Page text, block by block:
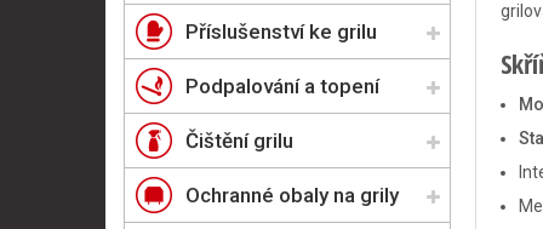
Příslušenství ke grilu
Podpalování a topení
Čištění grilu
Ochranné obaly na grily